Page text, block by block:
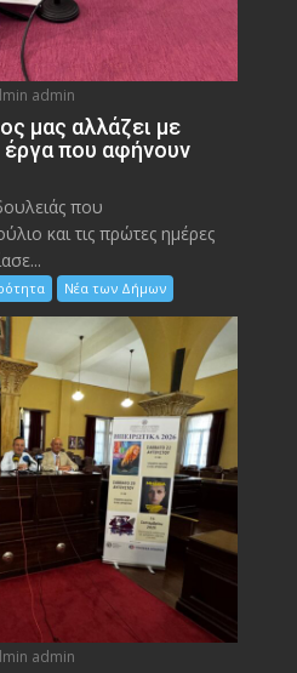
admin
μας αλλάζει με
έργα που αφήνουν
που
και τις πρώτες ημέρες
Νέα των Δήμων
admin